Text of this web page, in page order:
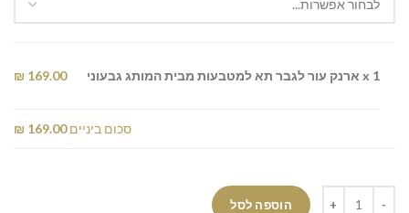
x 1 ארנק עור לגבר תא למטבעות מבית המותג גבעוני 169.00 ₪
סכום ביניים169.00 ₪
הוספה לסל